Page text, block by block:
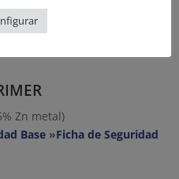
Zn metal)
Base »Ficha de Seguridad